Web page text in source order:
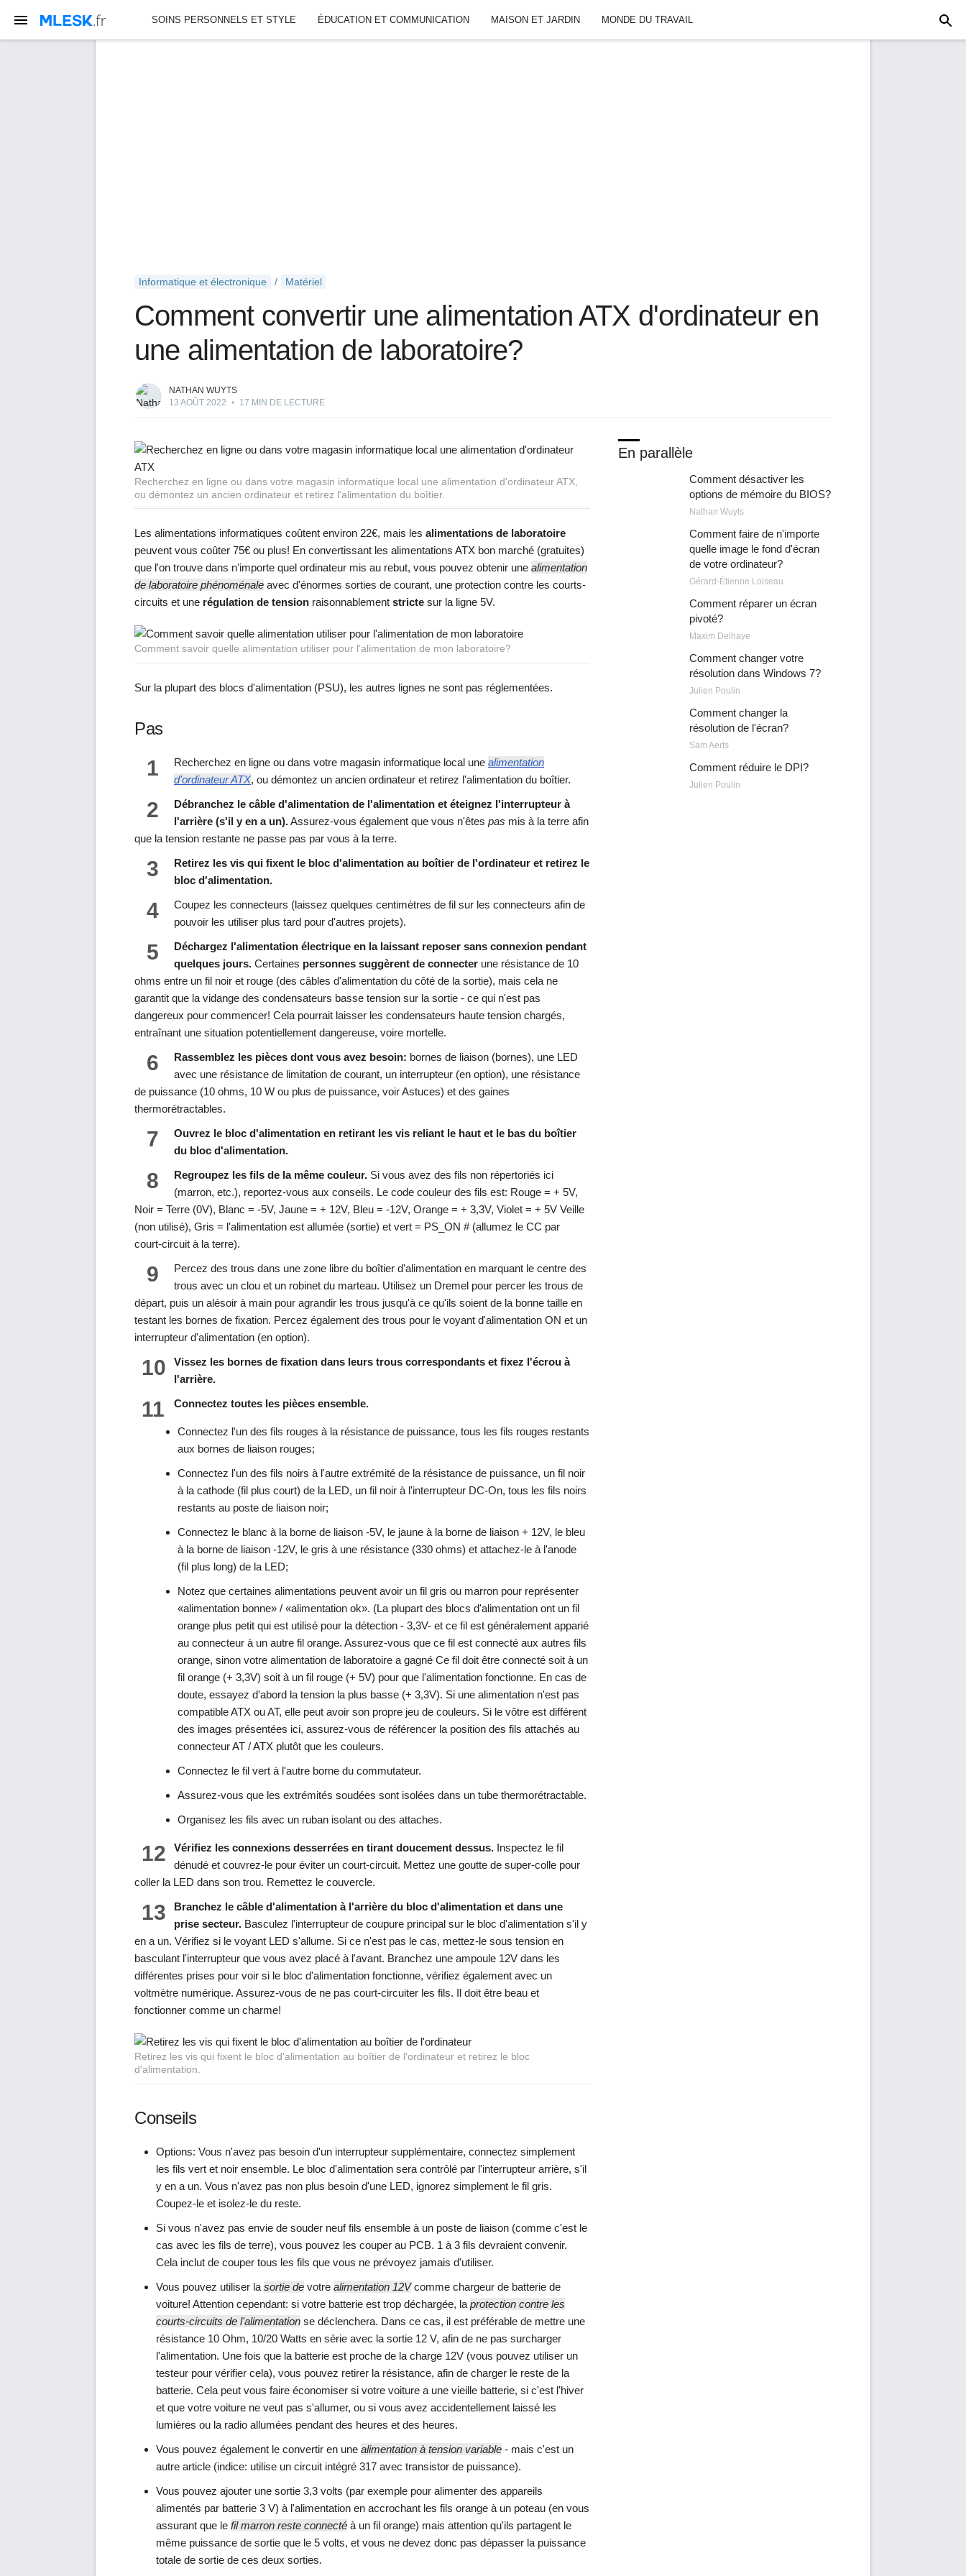
SOINS PERSONNELS ET STYLE ÉDUCATION ET COMMUNICATION MAISON ET JARDIN MONDE DU TRAVAIL
Informatique et électronique Matériel
Comment convertir une alimentation ATX d'ordinateur en
une alimentation de laboratoire?
NATHAN WUYTS
13 AOÛT 2022 • 17 MIN DE LECTURE
Recherchez en ligne ou dans votre magasin informatique local une alimentation d'ordinateur ATX,
ou démontez un ancien ordinateur et retirez l'alimentation du boîtier.
Les alimentations informatiques coûtent environ 22€, mais les alimentations de laboratoire
peuvent vous coûter 75€ ou plus! En convertissant les alimentations ATX bon marché (gratuites)
que l'on trouve dans n'importe quel ordinateur mis au rebut, vous pouvez obtenir une alimentation
de laboratoire phénoménale avec d'énormes sorties de courant, une protection contre les courts-
circuits et une régulation de tension raisonnablement stricte sur la ligne 5V.
Comment savoir quelle alimentation utiliser pour l'alimentation de mon laboratoire?
Sur la plupart des blocs d'alimentation (PSU), les autres lignes ne sont pas réglementées.
Pas
1 Recherchez en ligne ou dans votre magasin informatique local une alimentation
d'ordinateur ATX, ou démontez un ancien ordinateur et retirez l'alimentation du boîtier.
2
Débranchez le câble d'alimentation de l'alimentation et éteignez l'interrupteur à
l'arrière (s'il y en a un).Assurez-vous également que vous n'êtes pas mis à la terre afin
que la tension restante ne passe pas par vous à la terre.
3
Retirez les vis qui fixent le bloc d'alimentation au boîtier de l'ordinateur et retirez le
bloc d'alimentation.
4
Coupez les connecteurs (laissez quelques centimètres de fil sur les connecteurs afin de
pouvoir les utiliser plus tard pour d'autres projets).
5
Déchargez l'alimentation électrique en la laissant reposer sans connexion pendant
quelques jours. Certaines personnes suggèrent de connecter une résistance de 10
ohms entre un fil noir et rouge (des câbles d'alimentation du côté de la sortie), mais cela ne
garantit que la vidange des condensateurs basse tension sur la sortie - ce qui n'est pas
dangereux pour commencer! Cela pourrait laisser les condensateurs haute tension chargés,
entraînant une situation potentiellement dangereuse, voire mortelle.
6 Rassemblez les pièces dont vous avez besoin: bornes de liaison (bornes), une LED
avec une résistance de limitation de courant, un interrupteur (en option), une résistance
de puissance (10 ohms, 10 W ou plus de puissance, voir Astuces) et des gaines
thermorétractables.
7
Ouvrez le bloc d'alimentation en retirant les vis reliant le haut et le bas du boîtier
du bloc d'alimentation.
8 Regroupez les fils de la même couleur. Si vous avez des fils non répertoriés ici
(marron, etc.), reportez-vous aux conseils. Le code couleur des fils est: Rouge = + 5V,
Noir = Terre (0V), Blanc = -5V, Jaune = + 12V, Bleu = -12V, Orange = + 3,3V, Violet = + 5V Veille
(non utilisé), Gris = l'alimentation est allumée (sortie) et vert = PS_ON # (allumez le CC par
court-circuit à la terre).
9
Percez des trous dans une zone libre du boîtier d'alimentation en marquant le centre des
trous avec un clou et un robinet du marteau. Utilisez un Dremel pour percer les trous de
départ, puis un alésoir à main pour agrandir les trous jusqu'à ce qu'ils soient de la bonne taille en
testant les bornes de fixation. Percez également des trous pour le voyant d'alimentation ON et un
interrupteur d'alimentation (en option).
10
Vissez les bornes de fixation dans leurs trous correspondants et fixez l'écrou à
l'arrière.
11 Connectez toutes les pièces ensemble.
Connectez l'un des fils rouges à la résistance de puissance, tous les fils rouges restants
aux bornes de liaison rouges;
Connectez l'un des fils noirs à l'autre extrémité de la résistance de puissance, un fil noir
à la cathode (fil plus court) de la LED, un fil noir à l'interrupteur DC-On, tous les fils noirs
restants au poste de liaison noir;
Connectez le blanc à la borne de liaison -5V, le jaune à la borne de liaison + 12V, le bleu
à la borne de liaison -12V, le gris à une résistance (330 ohms) et attachez-le à l'anode
(fil plus long) de la LED;
Notez que certaines alimentations peuvent avoir un fil gris ou marron pour représenter
«alimentation bonne» / «alimentation ok». (La plupart des blocs d'alimentation ont un fil
orange plus petit qui est utilisé pour la détection - 3,3V- et ce fil est généralement apparié
au connecteur à un autre fil orange. Assurez-vous que ce fil est connecté aux autres fils
orange, sinon votre alimentation de laboratoire a gagné Ce fil doit être connecté soit à un
fil orange (+ 3,3V) soit à un fil rouge (+ 5V) pour que l'alimentation fonctionne. En cas de
doute, essayez d'abord la tension la plus basse (+ 3,3V). Si une alimentation n'est pas
compatible ATX ou AT, elle peut avoir son propre jeu de couleurs. Si le vôtre est différent
des images présentées ici, assurez-vous de référencer la position des fils attachés au
connecteur AT / ATX plutôt que les couleurs.
Connectez le fil vert à l'autre borne du commutateur.
Assurez-vous que les extrémités soudées sont isolées dans un tube thermorétractable.
Organisez les fils avec un ruban isolant ou des attaches.
12 Vérifiez les connexions desserrées en tirant doucement dessus. Inspectez le fil
dénudé et couvrez-le pour éviter un court-circuit. Mettez une goutte de super-colle pour
coller la LED dans son trou. Remettez le couvercle.
13
Branchez le câble d'alimentation à l'arrière du bloc d'alimentation et dans une
prise secteur. Basculez l'interrupteur de coupure principal sur le bloc d'alimentation s'il y
en a un. Vérifiez si le voyant LED s'allume. Si ce n'est pas le cas, mettez-le sous tension en
basculant l'interrupteur que vous avez placé à l'avant. Branchez une ampoule 12V dans les
différentes prises pour voir si le bloc d'alimentation fonctionne, vérifiez également avec un
voltmètre numérique. Assurez-vous de ne pas court-circuiter les fils. Il doit être beau et
fonctionner comme un charme!
Retirez les vis qui fixent le bloc d'alimentation au boîtier de l'ordinateur et retirez le bloc
d'alimentation.
Conseils
Options: Vous n'avez pas besoin d'un interrupteur supplémentaire, connectez simplement
les fils vert et noir ensemble. Le bloc d'alimentation sera contrôlé par l'interrupteur arrière, s'il
y en a un. Vous n'avez pas non plus besoin d'une LED, ignorez simplement le fil gris.
Coupez-le et isolez-le du reste.
Si vous n'avez pas envie de souder neuf fils ensemble à un poste de liaison (comme c'est le
cas avec les fils de terre), vous pouvez les couper au PCB. 1 à 3 fils devraient convenir.
Cela inclut de couper tous les fils que vous ne prévoyez jamais d'utiliser.
Vous pouvez utiliser la sortie de votre alimentation 12Vcomme chargeur de batterie de
voiture! Attention cependant: si votre batterie est trop déchargée, la protection contre les
courts-circuits de l'alimentation se déclenchera. Dans ce cas, il est préférable de mettre une
résistance 10 Ohm, 10/20 Watts en série avec la sortie 12 V, afin de ne pas surcharger
l'alimentation. Une fois que la batterie est proche de la charge 12V (vous pouvez utiliser un
testeur pour vérifier cela), vous pouvez retirer la résistance, afin de charger le reste de la
batterie. Cela peut vous faire économiser si votre voiture a une vieille batterie, si c'est l'hiver
et que votre voiture ne veut pas s'allumer, ou si vous avez accidentellement laissé les
lumières ou la radio allumées pendant des heures et des heures.
Vous pouvez également le convertir en une alimentation à tension variable - mais c'est un
autre article (indice: utilise un circuit intégré 317 avec transistor de puissance).
Vous pouvez ajouter une sortie 3,3 volts (par exemple pour alimenter des appareils
alimentés par batterie 3 V) à l'alimentation en accrochant les fils orange à un poteau (en vous
assurant que le fil marron reste connecté à un fil orange) mais attention qu'ils partagent le
même puissance de sortie que le 5 volts, et vous ne devez donc pas dépasser la puissance
totale de sortie de ces deux sorties.
En parallèle
Comment désactiver les
options de mémoire du BIOS?
Nathan Wuyts
Comment faire de n'importe
quelle image le fond d'écran
de votre ordinateur?
Gérard-Étienne Loiseau
Comment réparer un écran
pivoté?
Maxim Delhaye
Comment changer votre
résolution dans Windows 7?
Julien Poulin
Comment changer la
résolution de l'écran?
Sam Aerts
Comment réduire le DPI?
Julien Poulin